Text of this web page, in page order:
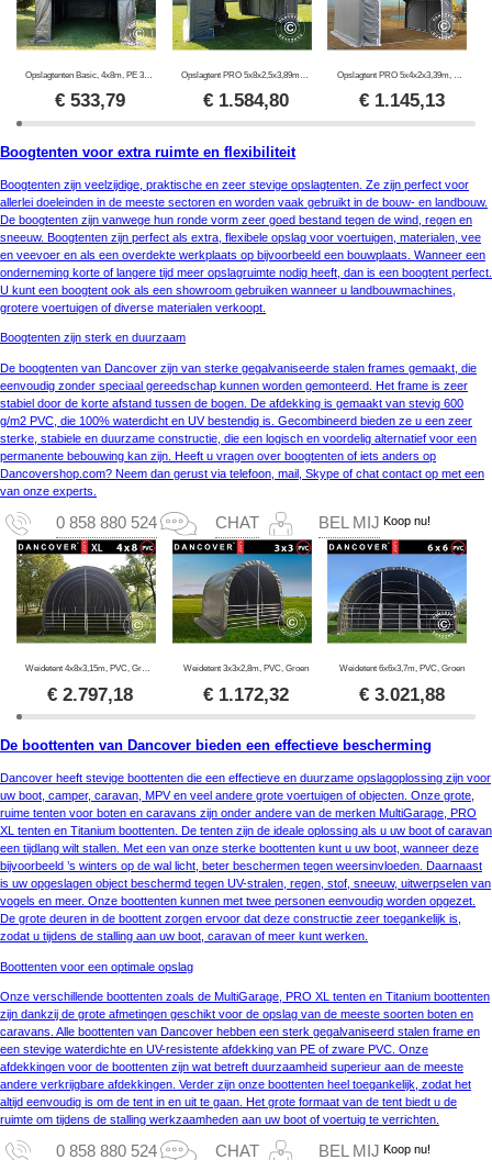
Opslagtenten Basic, 4x8m, PE 300, Grijs
€533,79
Opslagtent PRO 5x8x2,5x3,89m, PVC, Grijs
€ 1.584,80
Opslagtent PRO 5x4x2x3,39m, PVC, Grijs
€ 1.145,13
Boogtenten voor extra ruimte en flexibiliteit
Boogtenten zijn veelzijdige, praktische en zeer stevige opslagtenten. Ze zijn perfect voor
allerlei doeleinden in de meeste sectoren en worden vaak gebruikt in de bouw- en landbouw.
De boogtenten zijn vanwege hun ronde vorm zeer goed bestand tegen de wind, regen en
sneeuw. Boogtenten zijn perfect als extra, flexibele opslag voor voertuigen, materialen, vee
en veevoer en als een overdekte werkplaats op bijvoorbeeld een bouwplaats. Wanneer een
onderneming korte of langere tijd meer opslagruimte nodig heeft, dan is een boogtent perfect.
U kunt een boogtent ook als een showroom gebruiken wanneer u landbouwmachines,
grotere voertuigen of diverse materialen verkoopt.
Boogtenten zijn sterk en duurzaam
De boogtenten van Dancover zijn van sterke gegalvaniseerde stalen frames gemaakt, die
eenvoudig zonder speciaal gereedschap kunnen worden gemonteerd. Het frame is zeer
stabiel door de korte afstand tussen de bogen. De afdekking is gemaakt van stevig 600
g/m2 PVC, die 100% waterdicht en UV bestendig is. Gecombineerd bieden ze u een zeer
sterke, stabiele en duurzame constructie, die een logisch en voordelig alternatief voor een
permanente bebouwing kan zijn. Heeft u vragen over boogtenten of iets anders op
Dancovershop.com? Neem dan gerust via telefoon, mail, Skype of chat contact op met een
van onze experts.
0 858 880 524 CHAT BEL MIJ Koop nu!
Weidetent 4x8x3,15m, PVC, Groen
€2.797,18
Weidetent 3x3x2,8m, PVC, Groen
€ 1.172,32
Weidetent 6x6x3,7m, PVC, Groen
€ 3.021,88
De boottenten van Dancover bieden een effectieve bescherming
Dancover heeft stevige boottenten die een effectieve en duurzame opslagoplossing zijn voor
uw boot, camper, caravan, MPV en veel andere grote voertuigen of objecten. Onze grote,
ruime tenten voor boten en caravans zijn onder andere van de merken MultiGarage, PRO
XL tenten en Titanium boottenten. De tenten zijn de ideale oplossing als u uw boot of caravan
een tijdlang wilt stallen. Met een van onze sterke boottenten kunt u uw boot, wanneer deze
bijvoorbeeld ’s winters op de wal licht, beter beschermen tegen weersinvloeden. Daarnaast
is uw opgeslagen object beschermd tegen UV-stralen, regen, stof, sneeuw, uitwerpselen van
vogels en meer. Onze boottenten kunnen met twee personen eenvoudig worden opgezet.
De grote deuren in de boottent zorgen ervoor dat deze constructie zeer toegankelijk is,
zodat u tijdens de stalling aan uw boot, caravan of meer kunt werken.
Boottenten voor een optimale opslag
Onze verschillende boottenten zoals de MultiGarage, PRO XL tenten en Titanium boottenten
zijn dankzij de grote afmetingen geschikt voor de opslag van de meeste soorten boten en
caravans. Alle boottenten van Dancover hebben een sterk gegalvaniseerd stalen frame en
een stevige waterdichte en UV-resistente afdekking van PE of zware PVC. Onze
afdekkingen voor de boottenten zijn wat betreft duurzaamheid superieur aan de meeste
andere verkrijgbare afdekkingen. Verder zijn onze boottenten heel toegankelijk, zodat het
altijd eenvoudig is om de tent in en uit te gaan. Het grote formaat van de tent biedt u de
ruimte om tijdens de stalling werkzaamheden aan uw boot of voertuig te verrichten.
0 858 880 524 CHAT BEL MIJ Koop nu!